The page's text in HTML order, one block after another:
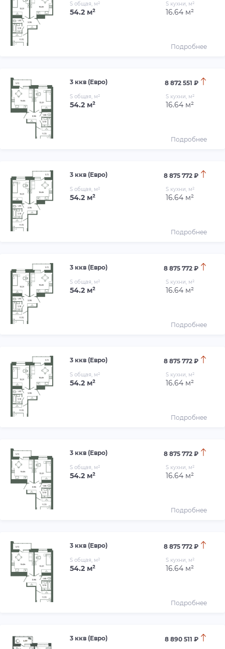
S общая, м²
54.2 м²
S кухни, м²
16.64 м²
Подробнее
3 ккв (Евро) 8 872 551 ₽
S общая, м²
54.2 м²
S кухни, м²
16.64 м²
Подробнее
3 ккв (Евро) 8 875 772 ₽
S общая, м²
54.2 м²
S кухни, м²
16.64 м²
Подробнее
3 ккв (Евро) 8 875 772 ₽
S общая, м²
54.2 м²
S кухни, м²
16.64 м²
Подробнее
3 ккв (Евро) 8 875 772 ₽
S общая, м²
54.2 м²
S кухни, м²
16.64 м²
Подробнее
3 ккв (Евро) 8 875 772 ₽
S общая, м²
54.2 м²
S кухни, м²
16.64 м²
Подробнее
3 ккв (Евро) 8 875 772 ₽
S общая, м²
54.2 м²
S кухни, м²
16.64 м²
Подробнее
3 ккв (Евро) 8 890 511 ₽